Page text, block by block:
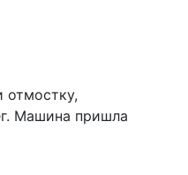
отмостку,
Машина пришла